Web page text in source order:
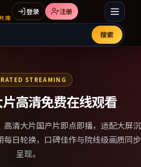
库
搜索
登录 注册
STREAMING
高清免费在线观看
高清大片国产片即点即播，适配大屏沉
日轮换，口碑佳作与院线级画质同步
呈现。